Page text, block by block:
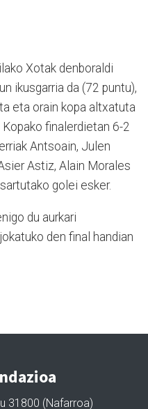
Xotak denboraldi
ikusgarria da (72 puntu),
eta orain kopa altxatuta
finalerdietan 6-2
Antsoain, Julen
Astiz, Alain Morales
golei esker.
du aurkari
den final handian
31800 (Nafarroa)